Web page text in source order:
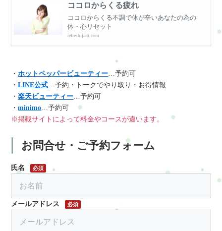
ココロからくる疲れ
ココロからくる不調で体が辛いあなたの為の
体・心リセット
refresh-jam.com
・ホットペッパービューティー…予約可
・LINE公式…予約・トークでやり取り・お得情報
・楽天ビューティー…予約可
・minimo…予約可
※掲載サイトによって料金やコースが違います。
お問合せ・ご予約フォーム
氏名 必須
メールアドレス 必須